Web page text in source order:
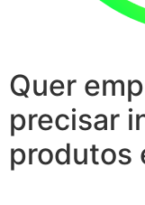
Quer
precisar
produtos